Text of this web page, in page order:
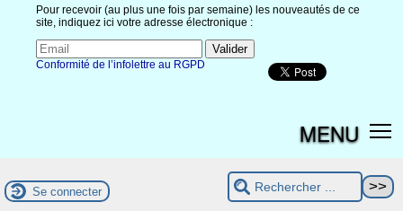
Pour recevoir (au plus une fois par semaine) les nouveautés de ce
site, indiquez ici votre adresse électronique :
Conformité de l’infolettre au RGPD
MENU
Se connecter